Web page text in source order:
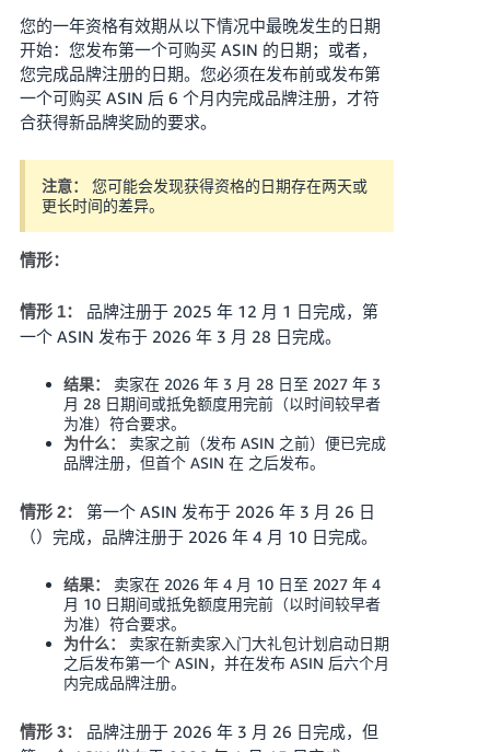
您的一年资格有效期从以下情况中最晚发生的日期
开始：您发布第一个可购买 ASIN 的日期；或者，
您完成品牌注册的日期。您必须在发布前或发布第
一个可购买 ASIN 后 6 个月内完成品牌注册，才符
合获得新品牌奖励的要求。
注意： 您可能会发现获得资格的日期存在两天或
更长时间的差异。
情形：
情形 1：
品牌注册于 2025 年 12 月 1 日完成，第
一个 ASIN 发布于 2026 年 3 月 28 日完成。
结果：
卖家在 2026 年 3 月 28 日至 2027 年 3
月 28 日期间或抵免额度用完前（以时间较早者
为准）符合要求。
为什么：
卖家之前（发布 ASIN 之前）便已完成
品牌注册，但首个 ASIN 在 之后发布。
情形 2：
第一个 ASIN 发布于 2026 年 3 月 26 日
（）完成，品牌注册于 2026 年 4 月 10 日完成。
结果：
卖家在 2026 年 4 月 10 日至 2027 年 4
月 10 日期间或抵免额度用完前（以时间较早者
为准）符合要求。
为什么：
卖家在新卖家入门大礼包计划启动日期
之后发布第一个 ASIN，并在发布 ASIN 后六个月
内完成品牌注册。
情形 3：
品牌注册于 2026 年 3 月 26 日完成，但